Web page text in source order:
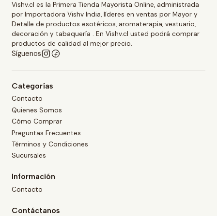
Vishv.cl es la Primera Tienda Mayorista Online, administrada
por Importadora Vishv India, líderes en ventas por Mayor y
Detalle de productos esotéricos, aromaterapia, vestuario,
decoración y tabaquería . En Vishv.cl usted podrá comprar
productos de calidad al mejor precio.
Síguenos
Categorías
Contacto
Quienes Somos
Cómo Comprar
Preguntas Frecuentes
Términos y Condiciones
Sucursales
Información
Contacto
Contáctanos